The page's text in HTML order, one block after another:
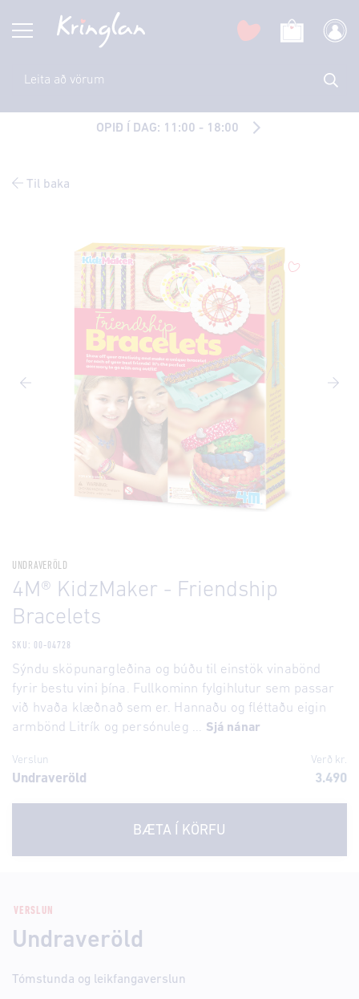
OPIÐ Í DAG: 11:00 - 18:00
Til baka
UNDRAVERÖLD
4M® KidzMaker - Friendship
Bracelets
SKU: 00-04728
Sýndu sköpunargleðina og búðu til einstök vinabönd
fyrir bestu vini þína. Fullkominn fylgihlutur sem passar
við hvaða klæðnað sem er. Hannaðu og fléttaðu eigin
armbönd Litrík og persónuleg ... Sjá nánar
Verslun Verð kr.
Undraveröld 3.490
BÆTA Í KÖRFU
VERSLUN
Undraveröld
Tómstunda og leikfangaverslun